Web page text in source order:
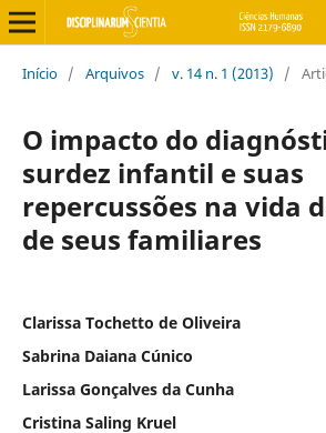
Início / Arquivos / v. 14 n. 1 (2013) /
O impacto do
surdez infantil e suas
repercussões na vida
de seus familiares
Clarissa Tochetto de Oliveira
Sabrina Daiana Cúnico
Larissa Gonçalves da Cunha
Cristina Saling Kruel